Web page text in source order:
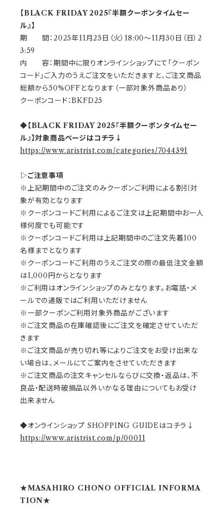
【BLACK FRIDAY 2025『半額クーポンタイムセー
ル』】
期 間：2025年11月25日（火）18:00～11月30日（日）2
3:59
内 容：期間中に限りオンラインショップにて「クーポン
コード」ご入力のうえご注文をいただきますと、ご注文商品
総額から50%OFFとなります（一部対象外商品あり）
クーポンコード：BKFD25
◆【BLACK FRIDAY 2025『半額クーポンタイムセー
ル』】対象商品ページはコチラ↓
https://www.aristrist.com/categories/7044391
▷ご注意事項
※上記期間中のご注文のみクーポンご利用による割引対
象が有効となります
※クーポンコードご利用によるご注文は上記期間中お一人
様何度でも可能です
※クーポンコードご利用は上記期間中のご注文先着100
名様までとなります
※クーポンコードご利用のうえご注文の際の最低注文金額
は1,000円からとなります
※ご利用はオンラインショップのみとなります。お電話・メ
ールでの通販ではご利用いただけません
※一部クーポンご利用対象外商品がございます
※ご注文商品の在庫確認後にご注文を確定させていただ
きます
※ご注文商品が売り切れ等によりご注文をお受け出来な
い場合は、メールにてご案内をさせていただきます
※ご注文商品の注文キャンセルならびに交換・返品は、不
良品・配送時破損品以外いかなる理由についてもお受け
出来ません
◆オンラインショップ SHOPPING GUIDEはコチラ↓
https://www.aristrist.com/p/00011
★MASAHIRO CHONO OFFICIAL INFORMA
TION★